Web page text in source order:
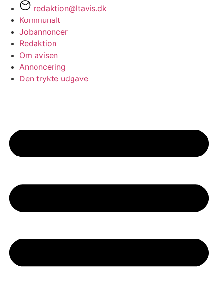
redaktion@ltavis.dk
Kommunalt
Jobannoncer
Redaktion
Om avisen
Annoncering
Den trykte udgave